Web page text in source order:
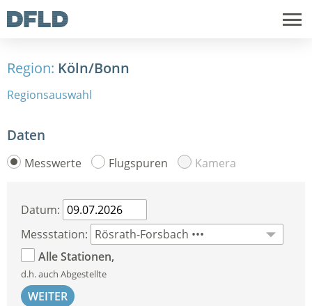
Region: Köln/Bonn
Regionsauswahl
Daten
Messwerte Flugspuren Kamera
Datum:
Messstation:
Alle Stationen,
d.h. auch Abgestellte
WEITER